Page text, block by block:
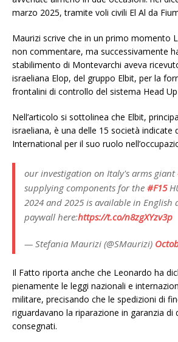
marzo 2025, tramite voli civili El Al da
Maurizi scrive che in un primo momento
non commentare, ma successivamente
stabilimento di Montevarchi aveva
israeliana Elop, del gruppo Elbit, per la
frontalini di controllo del sistema Head
Nell’articolo si sottolinea che Elbit,
israeliana, è una delle 15 società indicate
International per il suo ruolo
our investigation on Italy's arms giant
supplying components for the #F15
2024 and 2025 is available in English
paywall here:https://t.co/n8zgXYzv3p
— Stefania Maurizi (@SMaurizi)
Il Fatto riporta anche che Leonardo ha
pienamente le leggi nazionali e
militare, precisando che le spedizioni di
riguardavano la riparazione in garanzia di
consegnati.